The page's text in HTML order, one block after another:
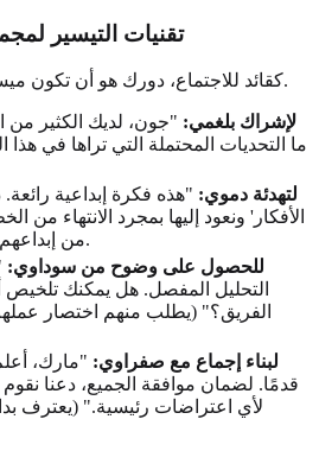
تقنيات التيسير
كقائد للاجتماع، دورك هو أن تكون ميسرًا يوازن بين هذه الطاقات.
لإشراك بلغمي: "جون، لديك الكثير من
ما التحديات المحتملة التي تراها في
لتهدئة دموي: "هذه فكرة إبداعية
الأفكار' ونعود إليها بمجرد الانتهاء من
من إبداعهم دون تعطيل الاجتماع).
للحصول على وضوح من سوداوي:
التحليل المفصل. هل يمكنك تلخيص
الفريق؟" (يطلب منهم اختصار
لبناء إجماع مع صفراوي: "مارك،
قدمًا. لضمان موافقة الجميع، دعنا نقوم
لأي اعتراضات رئيسية." (يعترف